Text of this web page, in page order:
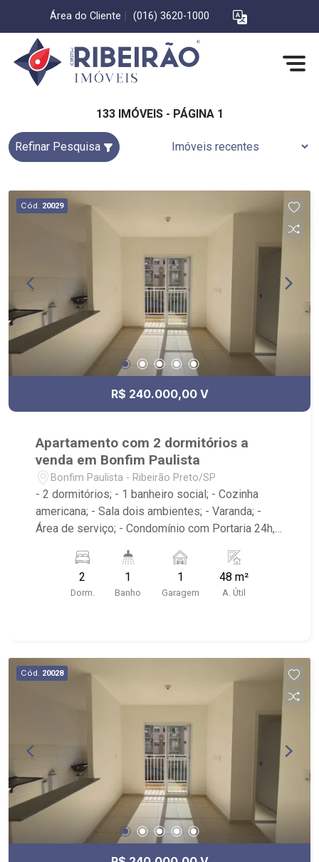
Área do Cliente (016) 3620-1000
133 IMÓVEIS - PÁGINA 1
Refinar Pesquisa
Cód. 20029
R$ 240.000,00 V
Apartamento com 2 dormitórios a
venda em Bonfim Paulista
Bonfim Paulista - Ribeirão Preto/SP
- 2 dormitórios; - 1 banheiro social; - Cozinha
americana; - Sala dois ambientes; - Varanda; -
Área de serviço; - Condomínio com Portaria 24h,
Próximo à DaniBe FullStore, Bola na Grama
Bonfim, Baterias Batex, supermercado Gricki e
Centro de Bonfim;
2
Dorm.
1
Banho
1
Garagem
48 m²
A. Útil
Cód. 20028